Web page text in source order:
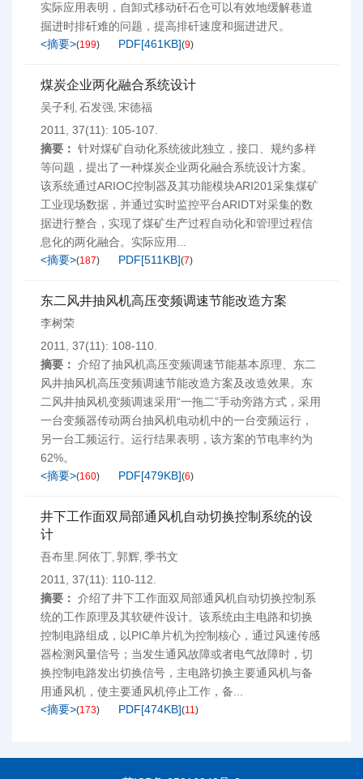
实际应用表明，自卸式移动矸石仓可以有效地缓解巷道
掘进时排矸难的问题，提高排矸速度和掘进进尺。
<摘要>(199) PDF[461KB](9)
煤炭企业两化融合系统设计
吴子利 , 石发强, 宋德福
2011, 37(11): 105-107.
摘要： 针对煤矿自动化系统彼此独立，接口、规约多样
等问题，提出了一种煤炭企业两化融合系统设计方案。
该系统通过ARIOC控制器及其功能模块ARI201采集煤矿
工业现场数据，并通过实时监控平台ARIDT对采集的数
据进行整合，实现了煤矿生产过程自动化和管理过程信
息化的两化融合。实际应用...
<摘要>(187) PDF[511KB](7)
东二风井抽风机高压变频调速节能改造方案
李树荣
2011, 37(11): 108-110.
摘要： 介绍了抽风机高压变频调速节能基本原理、东二
风井抽风机高压变频调速节能改造方案及改造效果。东
二风井抽风机变频调速采用“一拖二”手动旁路方式，采用
一台变频器传动两台抽风机电动机中的一台变频运行，
另一台工频运行。运行结果表明，该方案的节电率约为
62%。
<摘要>(160) PDF[479KB](6)
井下工作面双局部通风机自动切换控制系统的设
计
吾布里.阿依丁, 郭辉, 季书文
2011, 37(11): 110-112.
摘要： 介绍了井下工作面双局部通风机自动切换控制系
统的工作原理及其软硬件设计。该系统由主电路和切换
控制电路组成，以PIC单片机为控制核心，通过风速传感
器检测风量信号；当发生通风故障或者电气故障时，切
换控制电路发出切换信号，主电路切换主要通风机与备
用通风机，使主要通风机停止工作，备...
<摘要>(173) PDF[474KB](11)